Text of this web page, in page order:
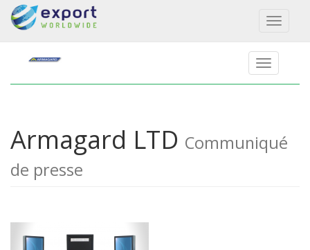
Toggle
Armagard LTD Communiqué
de presse